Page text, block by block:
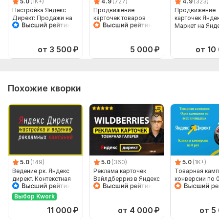
3. Материалы для объявлений
Фото/логотипы
Примеры креативов
Тип:
Настройка Яндекс
Директ: Продажи на
Яндекс Маркет
от 3 500 ₽
Продвижение
карточек товаров
Яндекс Маркет в
5 000 ₽
Продвижение
карточек
Маркет на
от
Похожие кворки
5.0 (149)
Ведение рк. Яндекс
директ. Контекстная
реклама.
Сопровождение
кампаний
Выбор Kwork
11 000 ₽
5.0 (360)
Реклама карточек
Вайлдберриз в Яндекс
Директ. Товарная
от 4 000 ₽
5.0 (1K+)
Товарная
конверсии по
от 5